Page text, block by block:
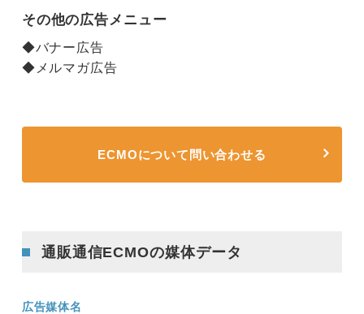
その他の広告メニュー
◆バナー広告
◆メルマガ広告
ECMOについて問い合わせる
通販通信ECMOの媒体データ
広告媒体名